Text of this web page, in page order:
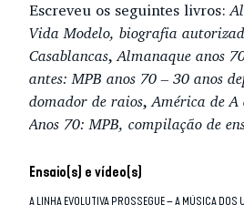
Ensaio(s) e vídeo(s)
A LINHA EVOLUTIVA PROSSEGUE – A MÚSICA DOS
Escreveu os seguintes livros:
Vida Modelo, biografia
Casablancas,Almanaque anos
antes: MPB anos 70 – 30 anos
domador de raios,América de A
Anos 70: MPB, compilação de